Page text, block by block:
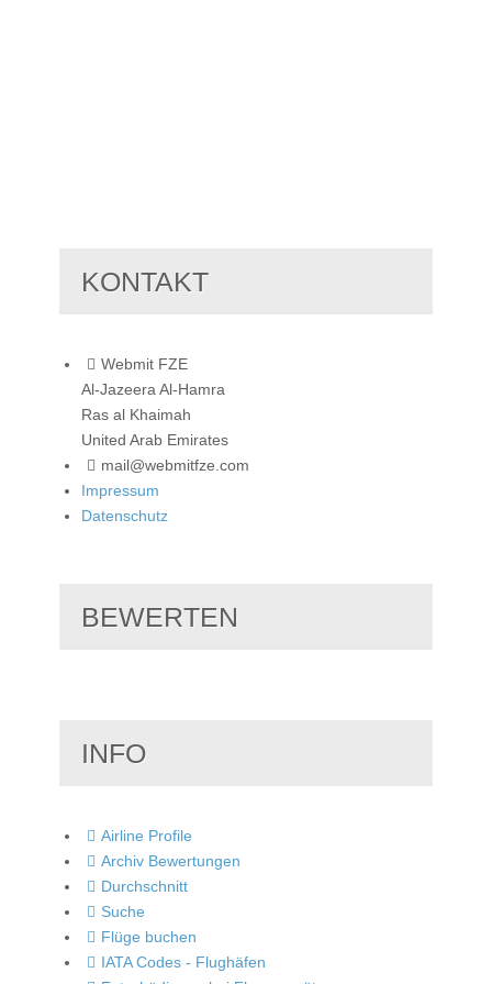
KONTAKT
Webmit FZE
Al-Jazeera Al-Hamra
Ras al Khaimah
United Arab Emirates
mail@webmitfze.com
Impressum
Datenschutz
BEWERTEN
INFO
Airline Profile
Archiv Bewertungen
Durchschnitt
Suche
Flüge buchen
IATA Codes - Flughäfen